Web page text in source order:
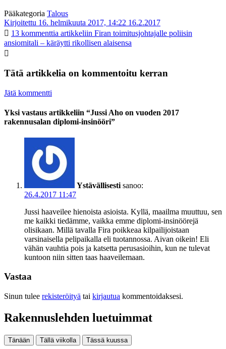
Pääkategoria Talous
Kirjoitettu 16. helmikuuta 2017, 14:22 16.2.2017
13 kommenttia artikkeliin Firan toimitusjohtajalle poliisin
ansiomitali – käräytti rikollisen alaisensa
Tätä artikkelia on kommentoitu kerran
Jätä kommentti
Yksi vastaus artikkeliin “Jussi Aho on vuoden 2017
rakennusalan diplomi-insinööri”
Ystävällisesti sanoo:
26.4.2017 11:47
Jussi haaveilee hienoista asioista. Kyllä, maailma muuttuu, sen
me kaikki tiedämme, vaikka emme diplomi-insinöörejä
olisikaan. Millä tavalla Fira poikkeaa kilpailijoistaan
varsinaisella pelipaikalla eli tuotannossa. Aivan oikein! Eli
vähän vauhtia pois ja katsetta perusasioihin, kun ne tulevat
kuntoon niin sitten taas haaveilemaan.
Vastaa
Sinun tulee rekisteröityä tai kirjautua kommentoidaksesi.
Rakennuslehden luetuimmat
Tänään Tällä viikolla Tässä kuussa